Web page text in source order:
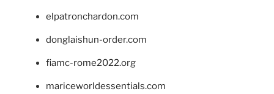
elpatronchardon.com
donglaishun-order.com
fiamc-rome2022.org
mariceworldessentials.com